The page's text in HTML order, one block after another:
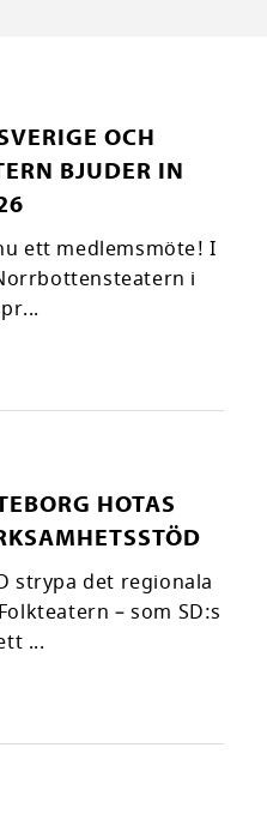
OCH
BJUDER IN
ett medlemsmöte! I
i
HOTAS
strypa det regionala
– som SD:s
...